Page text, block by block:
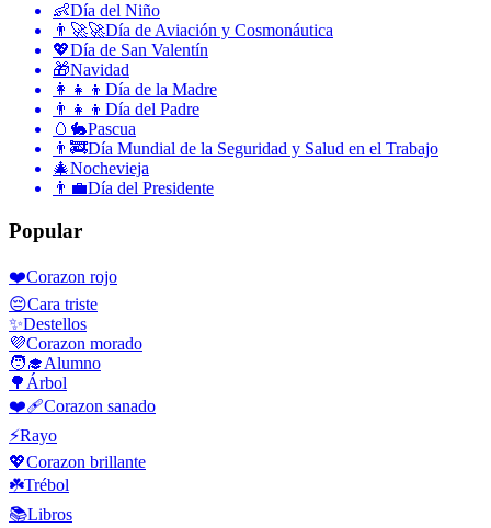
👶Día del Niño
👨‍🚀🚀Día de Aviación y Cosmonáutica
💖Día de San Valentín
🎁Navidad
👩‍👧‍👦 Día de la Madre
👨‍👧‍👦 Día del Padre
🥚🐇Pascua
👨‍🚒Día Mundial de la Seguridad y Salud en el Trabajo
🎄Nochevieja
👨‍💼Día del Presidente
Popular
❤️Corazon rojo
😔Cara triste
✨Destellos
💜Corazon morado
🧑‍🎓Alumno
🌳 Árbol
❤️‍🩹Corazon sanado
⚡Rayo
💖Corazon brillante
☘️Trébol
📚Libros